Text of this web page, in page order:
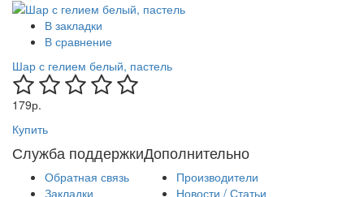
В закладки
В сравнение
Шар с гелием белый, пастель
179р.
Купить
Служба поддержки
Обратная связь
Закладки
Дополнительно
Производители
Новости / Статьи